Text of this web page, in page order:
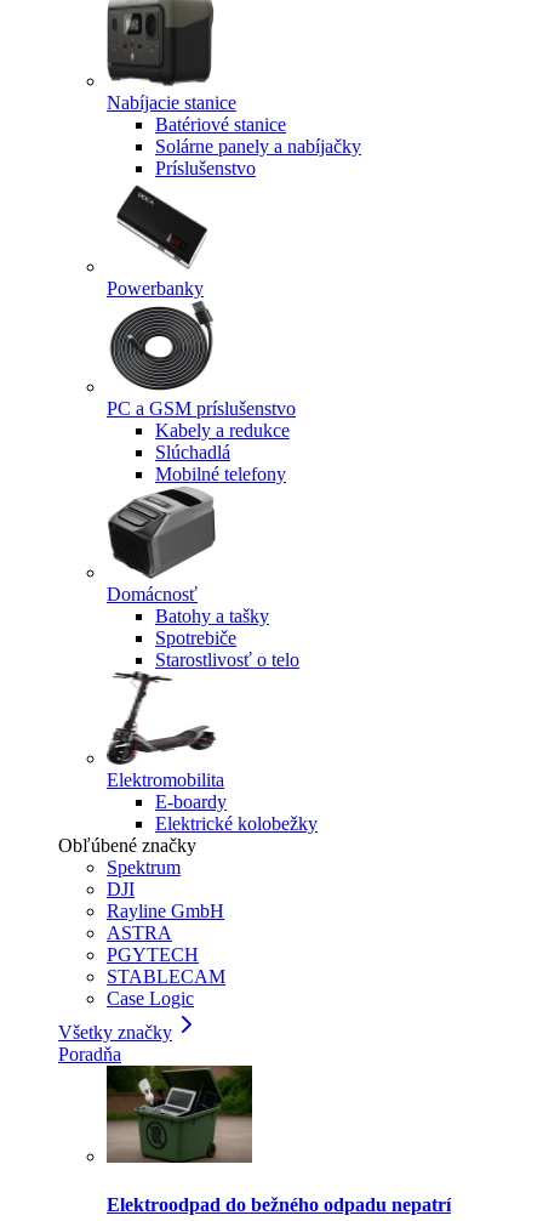
Nabíjacie stanice
Batériové stanice
Solárne panely a nabíjačky
Príslušenstvo
Powerbanky
PC a GSM príslušenstvo
Kabely a redukce
Slúchadlá
Mobilné telefony
Domácnosť
Batohy a tašky
Spotrebiče
Starostlivosť o telo
Elektromobilita
E-boardy
Elektrické kolobežky
Obľúbené značky
Spektrum
DJI
Rayline GmbH
ASTRA
PGYTECH
STABLECAM
Case Logic
Všetky značky
Poradňa
Elektroodpad do bežného odpadu nepatrí